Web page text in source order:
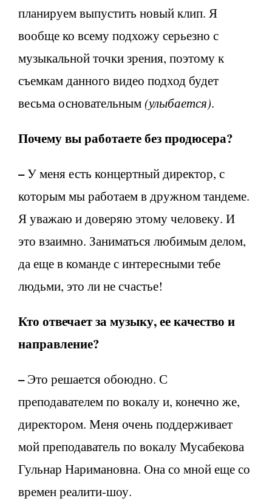
планируем выпустить новый клип. Я
вообще ко всему подхожу серьезно с
музыкальной точки зрения, поэтому к
съемкам данного видео подход будет
весьма основательным(улыбается).
Почему вы работаете без продюсера?
–У меня есть концертный директор, с
которым мы работаем в дружном тандеме.
Я уважаю и доверяю этому человеку. И
это взаимно. Заниматься любимым делом,
да еще в команде с интересными тебе
людьми, это ли не счастье!
Кто отвечает за музыку, ее качество и
направление?
–Это решается обоюдно. С
преподавателем по вокалу и, конечно же,
директором. Меня очень поддерживает
мой преподаватель по вокалу Мусабекова
Гульнар Наримановна. Она со мной еще со
времен реалити-шоу.